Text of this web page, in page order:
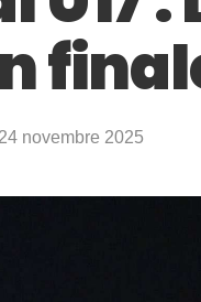
24 novembre 2025